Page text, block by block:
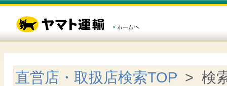
直営店・取扱店検索TOP > 検